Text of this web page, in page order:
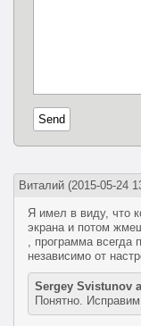
Виталий (2015-05-24
Я имел в виду, что
экрана и потом
, программа всегда
независимо от
Sergey Svistunov
Понятно.